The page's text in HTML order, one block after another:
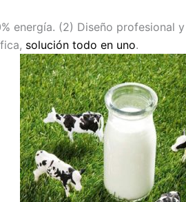
energía. (2) Diseño profesional
solución todo en uno.